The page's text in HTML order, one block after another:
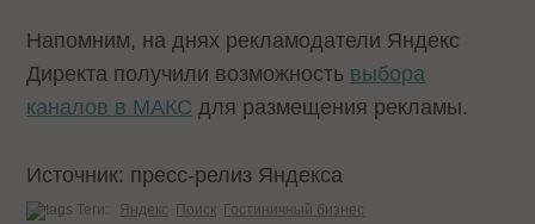
Напомним, на днях рекламодатели Яндекс
Директа получили возможность выбора
каналов в МАКС для размещения рекламы.
Источник: пресс-релиз Яндекса
Теги: Яндекс Поиск Гостиничный бизнес